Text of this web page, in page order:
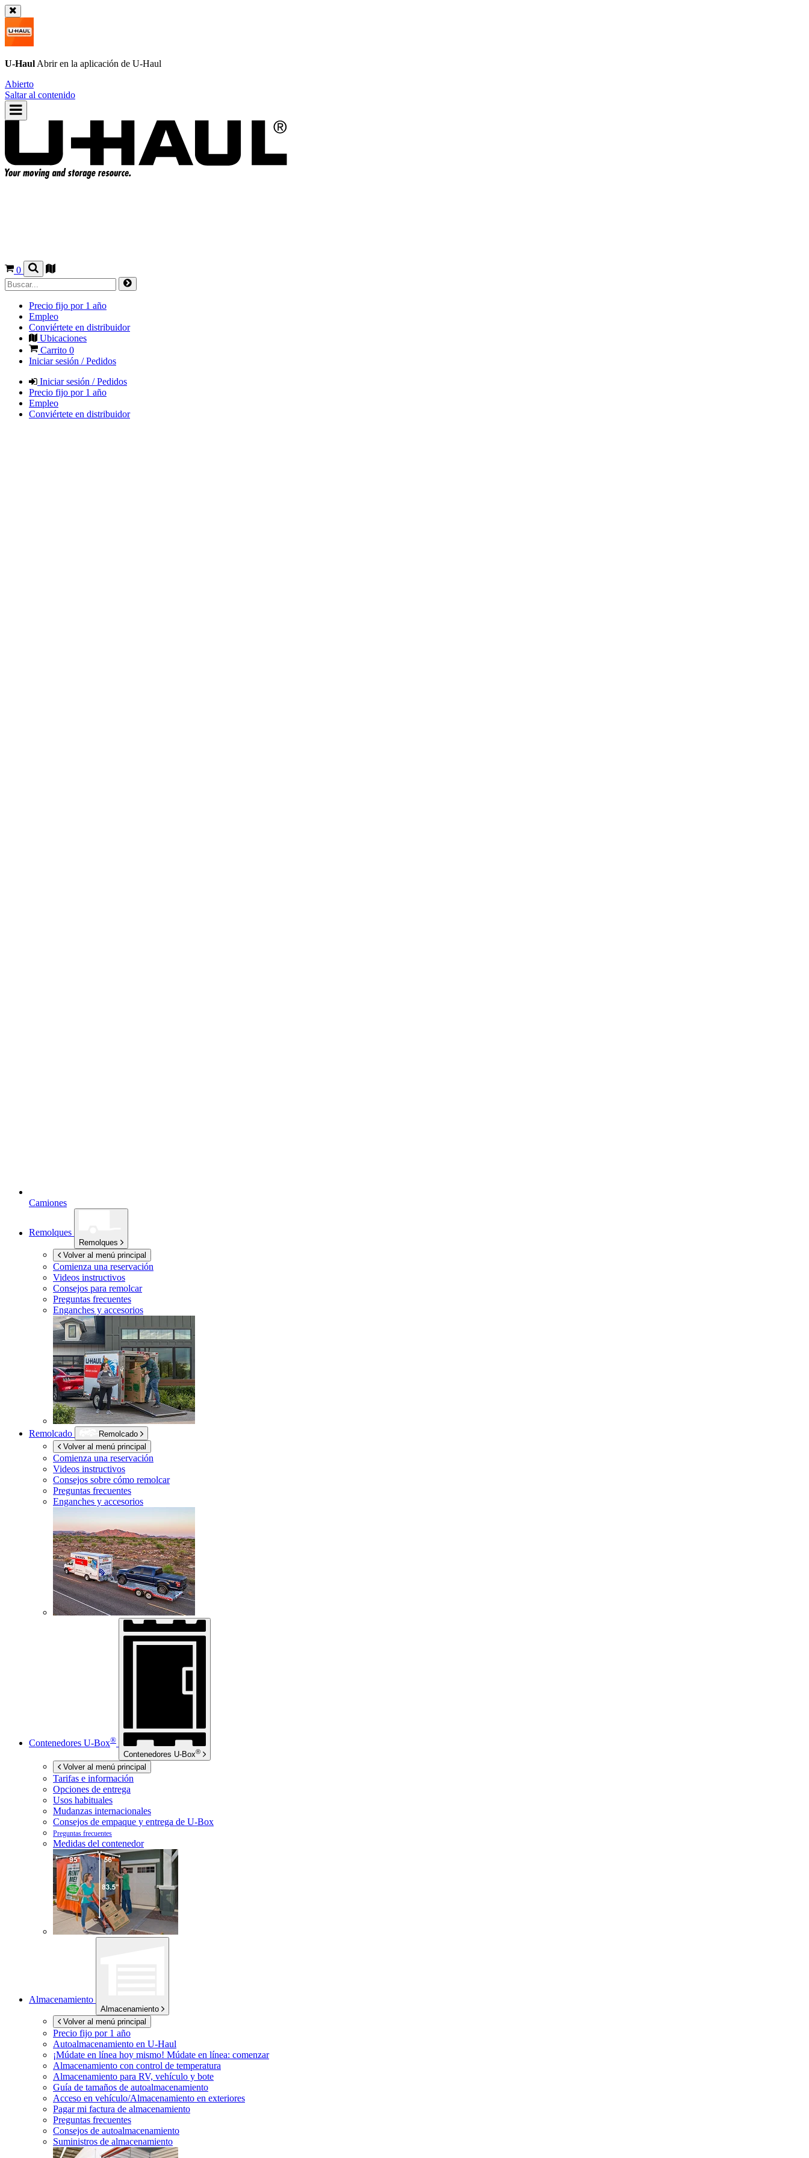
U-Haul Abrir en la aplicación de U-Haul
Abierto
Saltar al contenido
0
Precio fijo por 1 año
Empleo
Conviértete en distribuidor
Ubicaciones
Carrito 0
Iniciar sesión / Pedidos
Iniciar sesión / Pedidos
Precio fijo por 1 año
Empleo
Conviértete en distribuidor
Camiones
Remolques
Remolques
Volver al menú principal
Comienza una reservación
Videos instructivos
Consejos para remolcar
Preguntas frecuentes
Enganches y accesorios
Remolcado
Remolcado
Volver al menú principal
Comienza una reservación
Videos instructivos
Consejos sobre cómo remolcar
Preguntas frecuentes
Enganches y accesorios
Contenedores U-Box®
Contenedores U-Box®
Volver al menú principal
Tarifas e información
Opciones de entrega
Usos habituales
Mudanzas internacionales
Consejos de empaque y entrega de U-Box
Preguntas frecuentes
Medidas del contenedor
Almacenamiento
Almacenamiento
Volver al menú principal
Precio fijo por 1 año
Autoalmacenamiento en U-Haul
¡Múdate en línea hoy mismo! Múdate en línea: comenzar
Almacenamiento con control de temperatura
Almacenamiento para RV, vehículo y bote
Guía de tamaños de autoalmacenamiento
Acceso en vehículo/Almacenamiento en exteriores
Pagar mi factura de almacenamiento
Preguntas frecuentes
Consejos de autoalmacenamiento
Suministros de almacenamiento